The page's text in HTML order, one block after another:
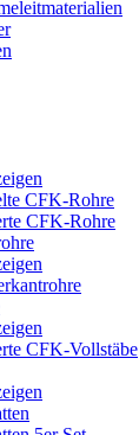
CFK-Rohre
CFK-Rohre
CFK-Vollstäbe